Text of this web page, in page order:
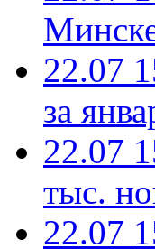
22.07
за
22.07
тыс.
22.07